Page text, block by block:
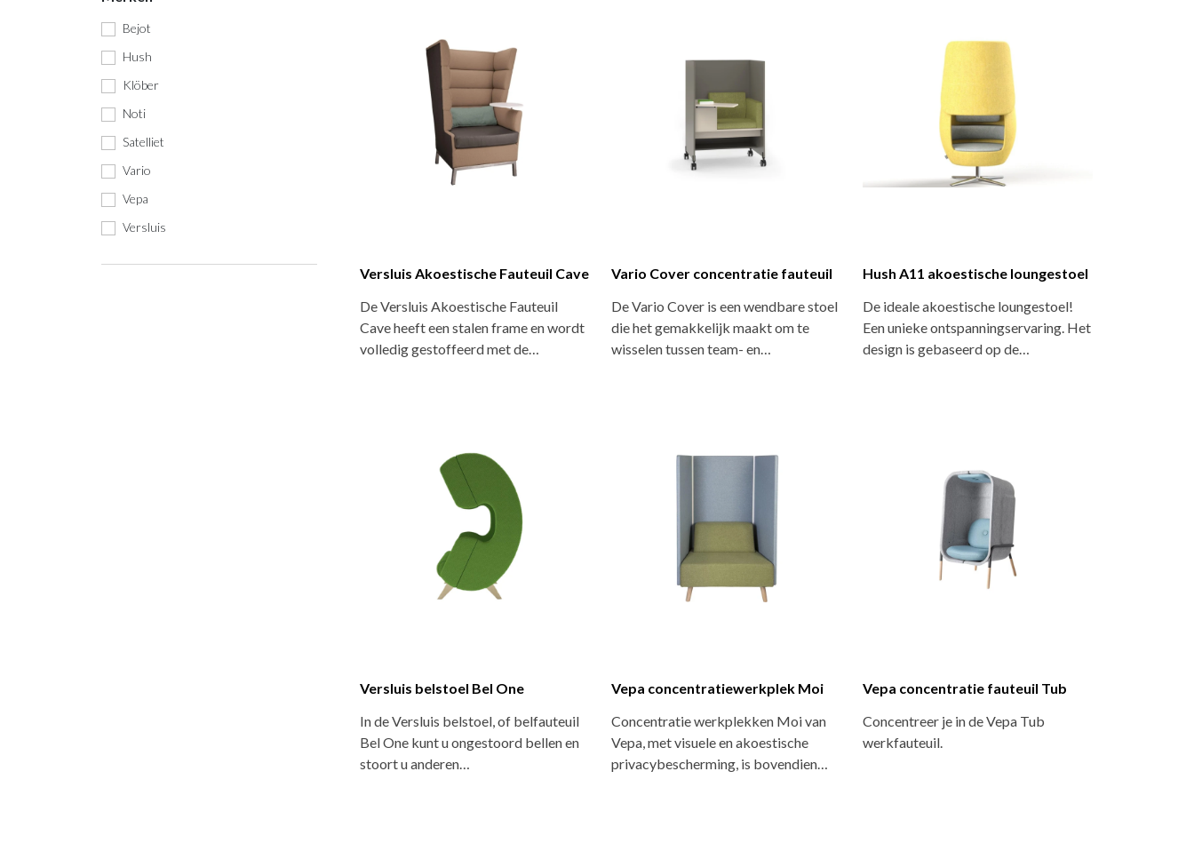
Bejot
Hush
Klöber
Noti
Satelliet
Vario
Vepa
Versluis
Versluis Akoestische Fauteuil Cave
De Versluis Akoestische Fauteuil
Cave heeft een stalen frame en wordt
volledig gestoffeerd met de…
Vario Cover concentratie fauteuil
De Vario Cover is een wendbare stoel
die het gemakkelijk maakt om te
wisselen tussen team- en…
Hush A11 akoestische loungestoel
De ideale akoestische loungestoel!
Een unieke ontspanningservaring. Het
design is gebaseerd op de…
Versluis belstoel Bel One
In de Versluis belstoel, of belfauteuil
Bel One kunt u ongestoord bellen en
stoort u anderen…
Vepa concentratiewerkplek Moi
Concentratie werkplekken Moi van
Vepa, met visuele en akoestische
privacybescherming, is bovendien…
Vepa concentratie fauteuil Tub
Concentreer je in de Vepa Tub
werkfauteuil.